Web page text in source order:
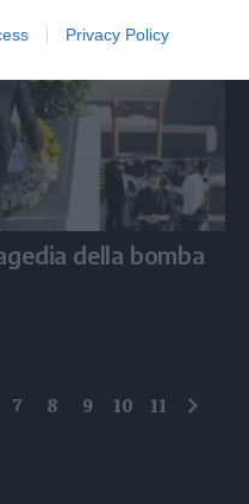
Privacy Policy
della bomba
7 8 9 10 11